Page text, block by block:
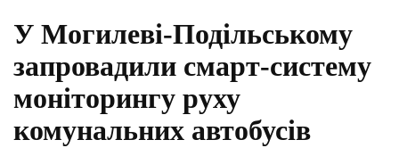
У Могилеві-Подільському
запровадили смарт-систему
моніторингу руху
комунальних автобусів